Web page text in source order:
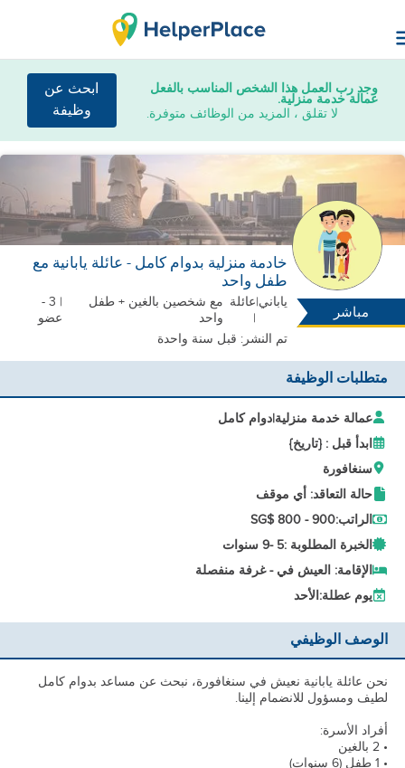
وجد رب العمل هذا الشخص المناسب بالفعل
عمالة خدمة منزلية.
لا تقلق ، المزيد من الوظائف متوفرة.
ابحث عن
وظيفة
مباشر
خادمة منزلية بدوام كامل - عائلة يابانية مع
طفل واحد
ياباني|عائلة
|
مع شخصين بالغين + طفل
واحد
| 3 -
عضو
تم النشر: قبل سنة واحدة
متطلبات الوظيفة
عمالة خدمة منزلية|دوام كامل
ابدأ قبل : {تاريخ}
سنغافورة
حالة التعاقد: أي موقف
الراتب:SG$ 800 - 900
الخبرة المطلوبة :5 - 9 سنوات
الإقامة: العيش في - غرفة منفصلة
يوم عطلة: الأحد
الوصف الوظيفي
نحن عائلة يابانية نعيش في سنغافورة، نبحث عن مساعد بدوام كامل
لطيف ومسؤول للانضمام إلينا.
أفراد الأسرة:
• 2 بالغين
• 1 طفل (6 سنوات)